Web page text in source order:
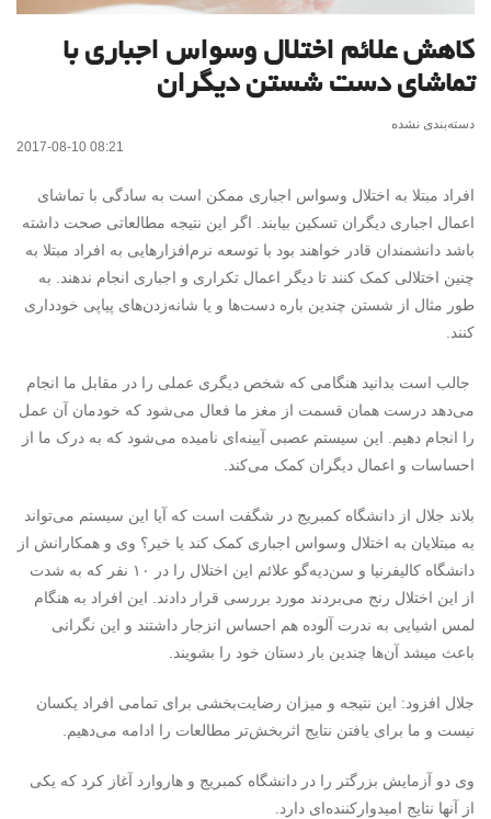
کاهش علائم اختلال وسواس اجباری با
تماشای دست شستن دیگران
دسته‌بندی نشده
2017-08-10 08:21
افراد مبتلا به اختلال وسواس اجباری ممکن است به سادگی با تماشای
اعمال اجباری دیگران تسکین بیابند. اگر این نتیجه مطالعاتی صحت داشته
باشد دانشمندان قادر خواهند بود با توسعه نرم‌افزارهایی به افراد مبتلا به
چنین اختلالی کمک کنند تا دیگر اعمال تکراری و اجباری انجام ندهند. به
طور مثال از شستن چندین باره دست‌ها و یا شانه‌زدن‌های پیاپی خودداری
کنند.
جالب است بدانید هنگامی که شخص دیگری عملی را در مقابل ما انجام
می‌دهد درست همان قسمت از مغز ما فعال می‌شود که خودمان آن عمل
را انجام دهیم. این سیستم عصبی آیینه‌ای نامیده می‌شود که به درک ما از
احساسات و اعمال دیگران کمک می‌کند.
بلاند جلال از دانشگاه کمبریج در شگفت است که آیا این سیستم می‌تواند
به مبتلایان به اختلال وسواس اجباری کمک کند یا خیر؟ وی و همکارانش از
دانشگاه کالیفرنیا و سن‌دیه‌گو علائم این اختلال را در ۱۰ نفر که به شدت
از این اختلال رنج می‌بردند مورد بررسی قرار دادند. این افراد به هنگام
لمس اشیایی به ندرت آلوده هم احساس انزجار داشتند و این نگرانی
باعث می‎شد آن‌ها چندین بار دستان خود را بشویند.
جلال افزود: این نتیجه و میزان رضایت‌بخشی برای تمامی افراد یکسان
نیست و ما برای یافتن نتایج اثربخش‌تر مطالعات را ادامه می‌دهیم.
وی دو آزمایش بزرگتر را در دانشگاه کمبریج و هاروارد آغاز کرد که یکی
از آنها نتایج امیدوارکننده‌ای دارد.